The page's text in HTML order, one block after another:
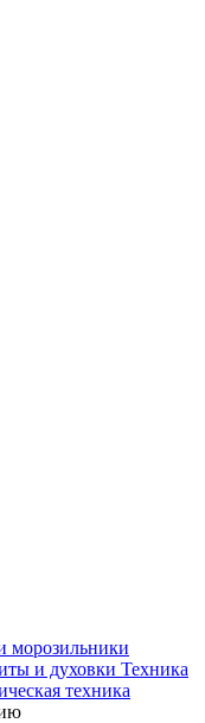
морозильники
и духовки Техника
техника